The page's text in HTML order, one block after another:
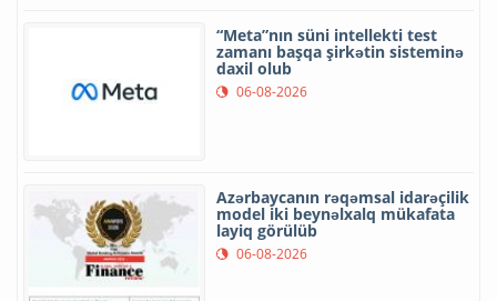
“Meta”nın süni intellekti test
zamanı başqa şirkətin sisteminə
daxil olub
06-08-2026
Azərbaycanın rəqəmsal idarəçilik
model iki beynəlxalq mükafata
layiq görülüb
06-08-2026